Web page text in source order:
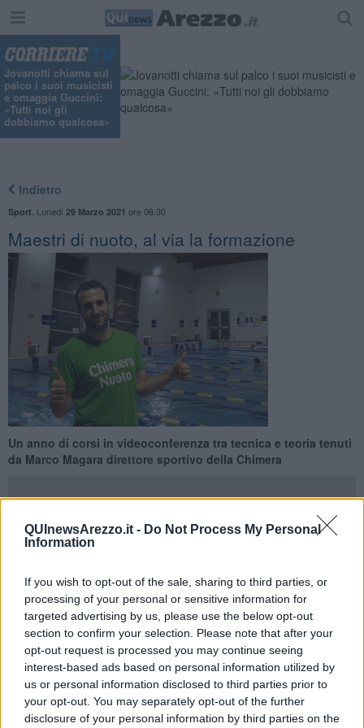
QUInewsArezzo.it - Do Not Process My Personal
Information
If you wish to opt-out of the sale, sharing to third parties, or
processing of your personal or sensitive information for
targeted advertising by us, please use the below opt-out
section to confirm your selection. Please note that after your
opt-out request is processed you may continue seeing
interest-based ads based on personal information utilized by
us or personal information disclosed to third parties prior to
your opt-out. You may separately opt-out of the further
disclosure of your personal information by third parties on the
Jovanotti chiama sul
palco i suoi musicisti
e omaggia Guccini:
«Tutti noi gli
dobbiamo qualcosa»
Indietro
Sport Lunedì 29 Marzo 2021 ore 06:30
Maestri di nuoto, al via la formazione
Un anno di corsi in videoconferenza tra tecnica e teoria tenuti
da Marco Magara direttore sportivo della Chimera
nuoto.Martedì 30 marzo inizia il percorso“La magia del nuoto”
che, organizzato dalla Chimera Nuoto, si svilupperà attraverso
anno di lezioni in videoconferenza dove verranno trattate e
approfondite le diverse tematiche dell’insegnamento della disciplina
da zero a cento anni.
L’iniziativa è animata dalla volontà di gettare le basi per una nuova
generazione di tecnici, permettendo ad allievi tra i 16 e i 55 anni
di scoprire questo sport attraverso un approccio multidisciplinare in
cui saranno illustrate tutte le materie che contribuiscono alla